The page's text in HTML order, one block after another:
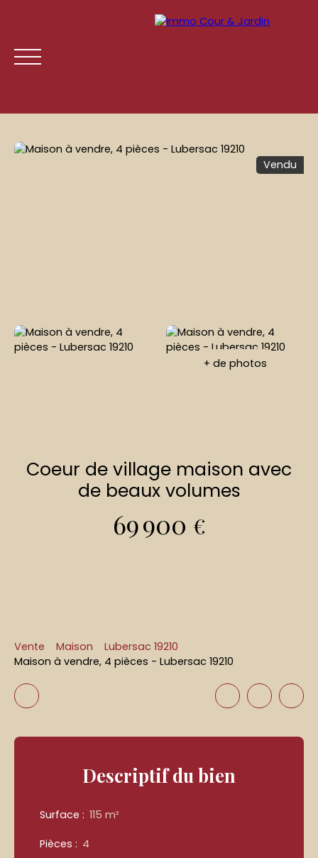
Vendu
+ de photos
Coeur de village maison avec
de beaux volumes
69 900 €
Vente Maison
Lubersac 19210
Maison à vendre, 4 pièces - Lubersac 19210
Descriptifdu bien
Surface : 115 m²
Pièces : 4